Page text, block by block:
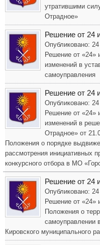
утратившими
Отрадное»
Решение от 24
Опубликовано:
Решение от «24»
изменений в
самоуправления
Решение от 24
Опубликовано:
Решение от
изменений в
Отрадное» от
Положения о порядке
рассмотрения инициативных
конкурсного отбора в МО
Решение от 24
Опубликовано:
Решение от
Положения о
самоуправлении
Кировского муниципального